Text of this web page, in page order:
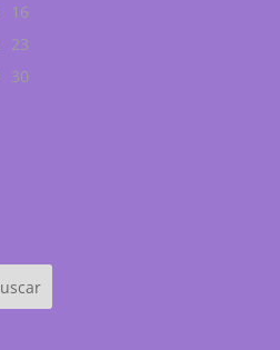
16
23
30